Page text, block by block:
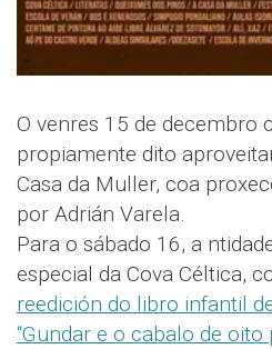
O venres 15 de decembro
propiamente dito
Casa da Muller, coa
por Adrián Varela.
Para o sábado 16, a
especial da Cova Céltica,
reedición do libro infantil
“Gundar e o cabalo de oito